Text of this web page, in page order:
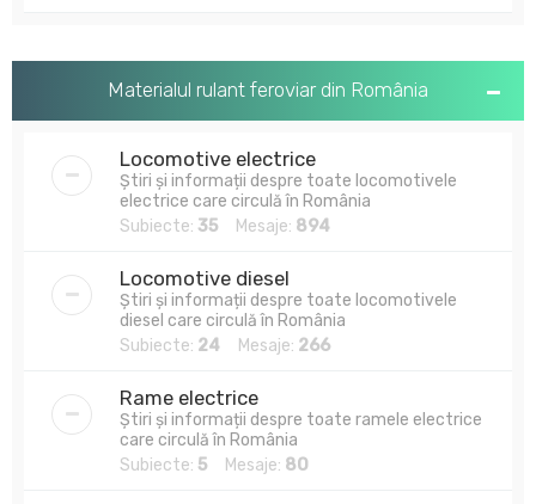
Materialul rulant feroviar din România
Locomotive electrice
Știri și informații despre toate locomotivele
electrice care circulă în România
Subiecte: 35 Mesaje: 894
Locomotive diesel
Știri și informații despre toate locomotivele
diesel care circulă în România
Subiecte: 24 Mesaje: 266
Rame electrice
Știri și informații despre toate ramele electrice
care circulă în România
Subiecte: 5 Mesaje: 80